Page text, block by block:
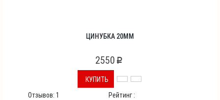
ЦИНУБКА 20ММ
2550 p
КУПИТЬ
Отзывов:1 Рейтинг :